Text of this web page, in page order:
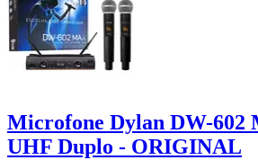
Microfone Dylan DW-602
UHF Duplo - ORIGINAL